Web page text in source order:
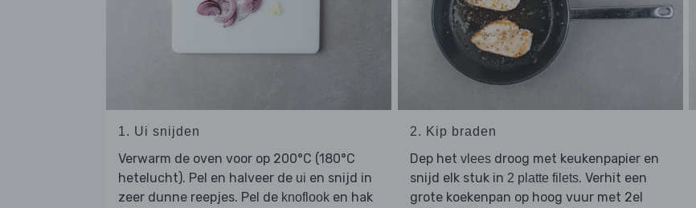
1. Ui snijden
Verwarm de oven voor op 200°C (180°C
hetelucht). Pel en halveer de ui en snijd in
zeer dunne reepjes. Pel de knoflook en hak
2. Kip braden
Dep het vleesdroog met keukenpapier en
snijd elk stuk in 2 platte filets. Verhit een
grote koekenpan op hoog vuur met 2el